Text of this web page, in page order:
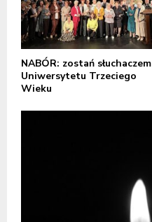
NABÓR: zostań słuchaczem
Uniwersytetu Trzeciego
Wieku